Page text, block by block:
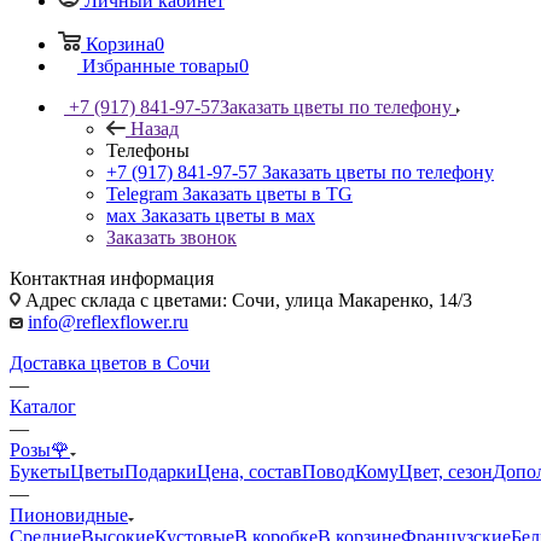
Корзина0
Избранные товары0
+7 (917) 841-97-57Заказать цветы по телефону
Назад
Телефоны
+7 (917) 841-97-57 Заказать цветы по телефону
Telegram Заказать цветы в TG
мах Заказать цветы в мах
Заказать звонок
Контактная информация
Адрес склада с цветами: Сочи, улица Макаренко, 14/3
info@reflexflower.ru
Доставка цветов в Сочи
—
Каталог
—
Розы🌹
БукетыЦветыПодаркиЦена, составПоводКомуЦвет, сезон
—
Пионовидные
СредниеВысокиеКустовыеВ коробкеВ корзинеФранцузские